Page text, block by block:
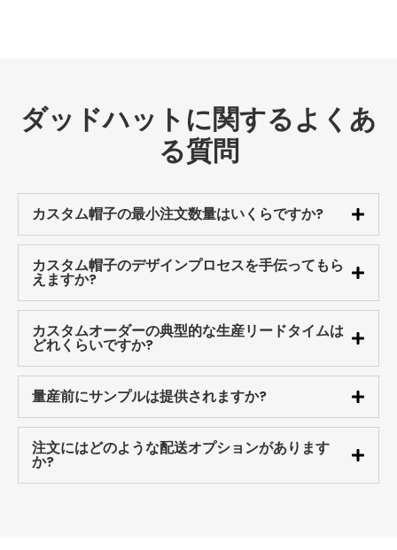
ダッドハットに関するよくあ
る質問
カスタム帽子の最小注文数量はいくらですか?
カスタム帽子のデザインプロセスを手伝ってもら
えますか?
カスタムオーダーの典型的な生産リードタイムは
どれくらいですか?
量産前にサンプルは提供されますか?
注文にはどのような配送オプションがあります
か?